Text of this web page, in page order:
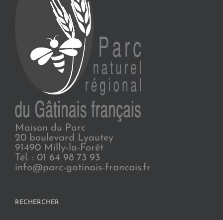
Maison du Parc
20 boulevard Lyautey
91490 Milly-la-Forêt
Tél. : 01 64 98 73 93
info@parc-gatinais-francais.fr
RECHERCHER